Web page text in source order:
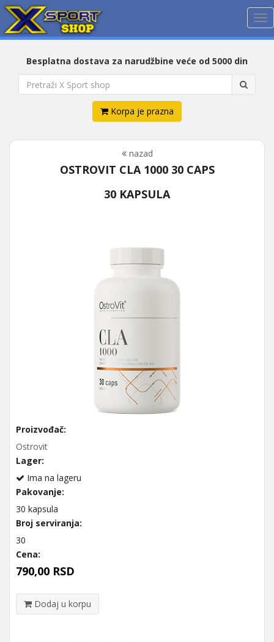
Besplatna dostava za narudžbine veće od 5000 din
Korpa je prazna
nazad
OSTROVIT CLA 1000 30 CAPS
30 KAPSULA
Proizvođač:
Ostrovit
Lager:
Ima na lageru
Pakovanje:
30 kapsula
Broj serviranja:
30
Cena:
790,00 RSD
Dodaj u korpu